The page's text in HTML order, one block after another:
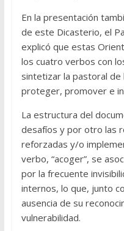
En la presentación
de este Dicasterio, el
explicó que estas
los cuatro verbos con
sintetizar la pastoral de
proteger, promover e
La estructura del
desafíos y por otro las
reforzadas y/o
verbo, “acoger”, se
por la frecuente
internos, lo que, junto
ausencia de su
vulnerabilidad.